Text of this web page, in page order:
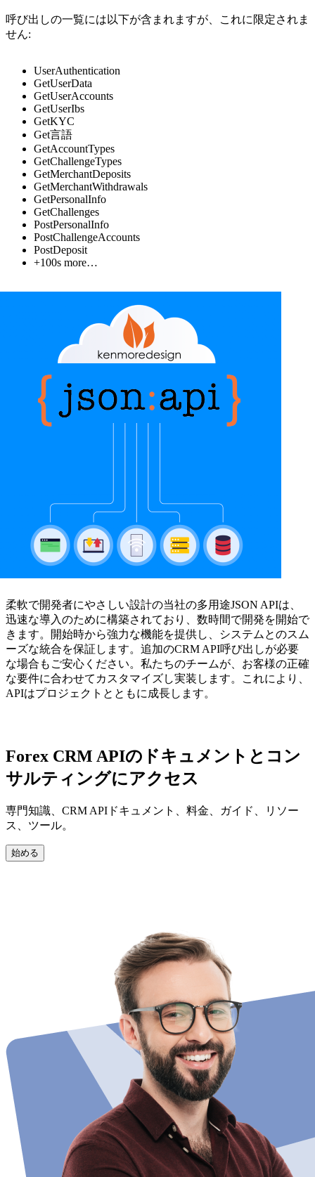
呼び出しの一覧には以下が含まれますが、これに限定されま
せん:
UserAuthentication
GetUserData
GetUserAccounts
GetUserIbs
GetKYC
Get言語
GetAccountTypes
GetChallengeTypes
GetMerchantDeposits
GetMerchantWithdrawals
GetPersonalInfo
GetChallenges
PostPersonalInfo
PostChallengeAccounts
PostDeposit
+100s more…
柔軟で開発者にやさしい設計の当社の多用途JSON APIは、
迅速な導入のために構築されており、数時間で開発を開始で
きます。開始時から強力な機能を提供し、システムとのスム
ーズな統合を保証します。追加のCRM API呼び出しが必要
な場合もご安心ください。私たちのチームが、お客様の正確
な要件に合わせてカスタマイズし実装します。これにより、
APIはプロジェクトとともに成長します。
Forex CRM APIのドキュメントとコン
サルティングにアクセス
専門知識、CRM APIドキュメント、料金、ガイド、リソー
ス、ツール。
始める